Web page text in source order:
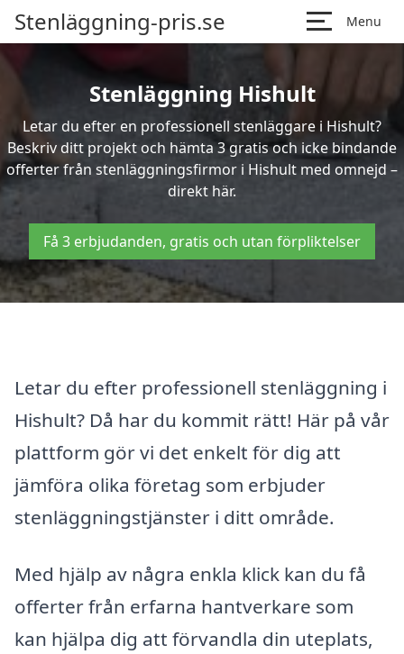
Stenläggning-pris.se Menu
Stenläggning Hishult
Letar du efter en professionell stenläggare i Hishult?
Beskriv ditt projekt och hämta 3 gratis och icke bindande
offerter från stenläggningsfirmor i Hishult med omnejd –
direkt här.
Få 3 erbjudanden, gratis och utan förpliktelser
Letar du efter professionell stenläggning i
Hishult? Då har du kommit rätt! Här på vår
plattform gör vi det enkelt för dig att
jämföra olika företag som erbjuder
stenläggningstjänster i ditt område.
Med hjälp av några enkla klick kan du få
offerter från erfarna hantverkare som
kan hjälpa dig att förvandla din uteplats,